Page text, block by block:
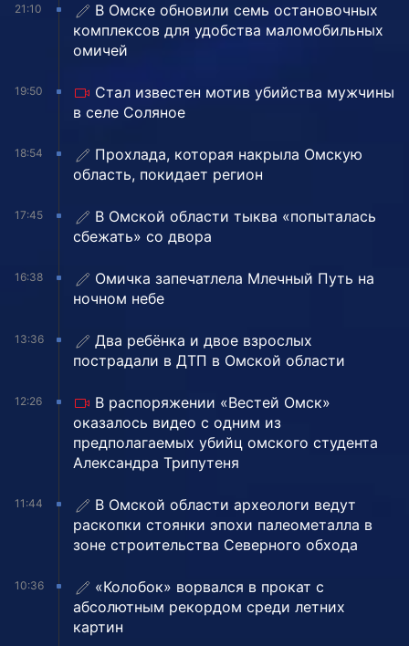
21:10
В Омске обновили семь остановочных
комплексов для удобства маломобильных
омичей
19:50
Стал известен мотив убийства мужчины
в селе Соляное
18:54
Прохлада, которая накрыла Омскую
область, покидает регион
17:45
В Омской области тыква «попыталась
сбежать» со двора
16:38
Омичка запечатлела Млечный Путь на
ночном небе
13:36
Два ребёнка и двое взрослых
пострадали в ДТП в Омской области
12:26
В распоряжении «Вестей Омск»
оказалось видео с одним из
предполагаемых убийц омского студента
Александра Трипутеня
11:44
В Омской области археологи ведут
раскопки стоянки эпохи палеометалла в
зоне строительства Северного обхода
10:36
«Колобок» ворвался в прокат с
абсолютным рекордом среди летних
картин